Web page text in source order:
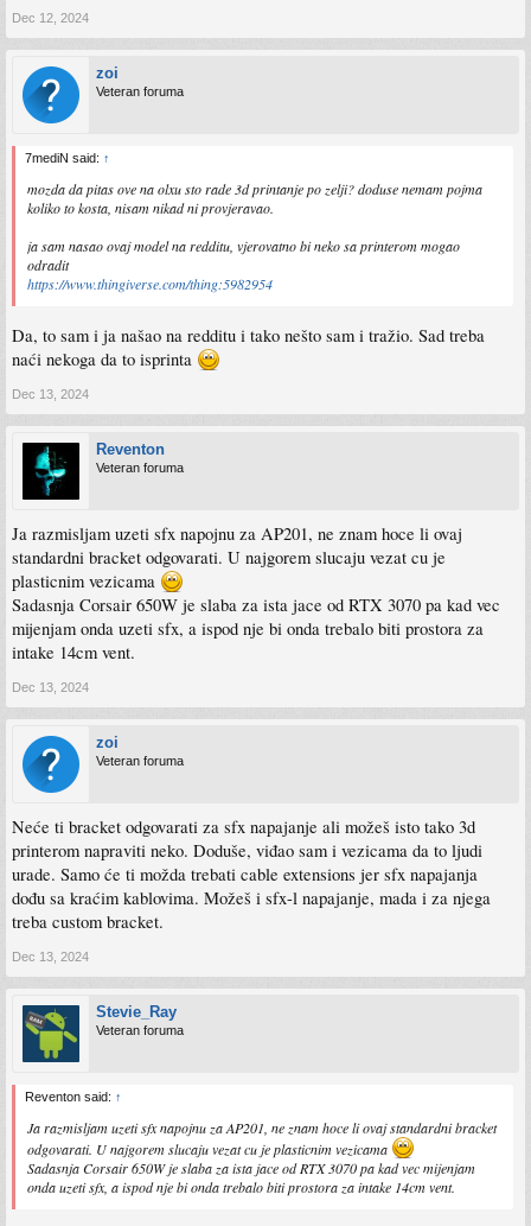
Dec 12, 2024
zoi
Veteran foruma
7mediN said: ↑
mozda da pitas ove na olxu sto rade 3d printanje po zelji? doduse nemam pojma
koliko to kosta, nisam nikad ni provjeravao.
ja sam nasao ovaj model na redditu, vjerovatno bi neko sa printerom mogao
odradit
https://www.thingiverse.com/thing:5982954
Da, to sam i ja našao na redditu i tako nešto sam i tražio. Sad treba
naći nekoga da to isprinta
Dec 13, 2024
Reventon
Veteran foruma
Ja razmisljam uzeti sfx napojnu za AP201, ne znam hoce li ovaj
standardni bracket odgovarati. U najgorem slucaju vezat cu je
plasticnim vezicama
Sadasnja Corsair 650W je slaba za ista jace od RTX 3070 pa kad vec
mijenjam onda uzeti sfx, a ispod nje bi onda trebalo biti prostora za
intake 14cm vent.
Dec 13, 2024
zoi
Veteran foruma
Neće ti bracket odgovarati za sfx napajanje ali možeš isto tako 3d
printerom napraviti neko. Doduše, viđao sam i vezicama da to ljudi
urade. Samo će ti možda trebati cable extensions jer sfx napajanja
dođu sa kraćim kablovima. Možeš i sfx-l napajanje, mada i za njega
treba custom bracket.
Dec 13, 2024
Stevie_Ray
Veteran foruma
Reventon said: ↑
Ja razmisljam uzeti sfx napojnu za AP201, ne znam hoce li ovaj standardni bracket
odgovarati. U najgorem slucaju vezat cu je plasticnim vezicama
Sadasnja Corsair 650W je slaba za ista jace od RTX 3070 pa kad vec mijenjam
onda uzeti sfx, a ispod nje bi onda trebalo biti prostora za intake 14cm vent.